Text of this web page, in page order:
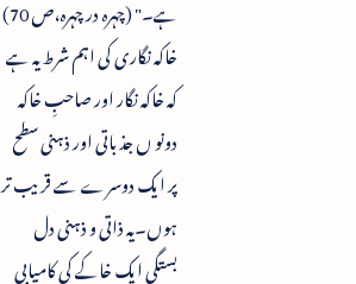
ہے۔" (چہرہ در چہرہ،ص 70)
خاکہ نگاری کی اہم شرط یہ ہے
کہ خاکہ نگار اور صاحبِ خاکہ
دونو ں جذباتی اور ذہنی سطح
پر ایک دوسرے سے قریب تر
ہوں۔یہ ذاتی و ذہنی دل
بستگی ایک خاکے کی کامیابی